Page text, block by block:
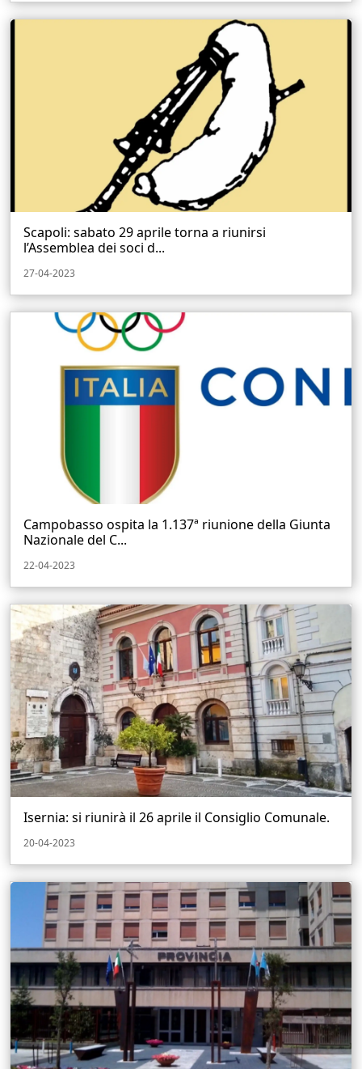
Scapoli: sabato 29 aprile torna a riunirsi
l’Assemblea dei soci d...
27-04-2023
Campobasso ospita la 1.137ª riunione della Giunta
Nazionale del C...
22-04-2023
Isernia: si riunirà il 26 aprile il Consiglio Comunale.
20-04-2023